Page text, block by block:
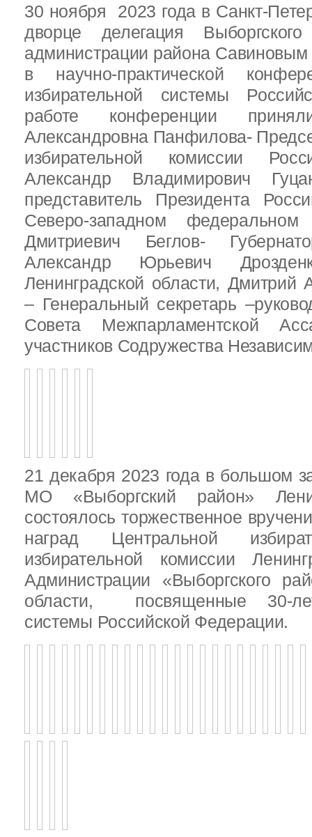
30 ноября 2023 года в Санкт-
дворце делегация
администрации района Савиновым
в научно-практической
избирательной системы
работе конференции
Александровна Панфилова-
избирательной комиссии
Александр Владимирович
представитель Президента
Северо-западном федеральном
Дмитриевич Беглов-
Александр Юрьевич
Ленинградской области, Дмитрий
– Генеральный секретарь
Совета Межпарламентской
участников Содружества
21 декабря 2023 года в большом
МО «Выборгский район»
состоялось торжественное
наград Центральной
избирательной комиссии
Администрации «Выборгского
области, посвященные 30-
системы Российской Федерации.